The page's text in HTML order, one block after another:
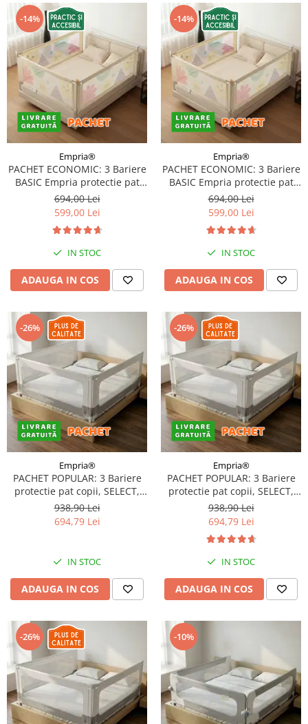
-14%
Empria®
PACHET ECONOMIC: 3 Bariere
BASIC Empria protectie pat
180X200 cm + bara
stabilizatoare
694,00 Lei
599,00 Lei
IN STOC
ADAUGA IN COS
-14%
Empria®
PACHET ECONOMIC: 3 Bariere
BASIC Empria protectie pat
200X200 cm + bara
stabilizatoare
694,00 Lei
599,00 Lei
IN STOC
ADAUGA IN COS
-26%
Empria®
PACHET POPULAR: 3 Bariere
protectie pat copii, SELECT,
140x200 cm
938,90 Lei
694,79 Lei
IN STOC
ADAUGA IN COS
-26%
Empria®
PACHET POPULAR: 3 Bariere
protectie pat copii, SELECT,
180x200 cm
938,90 Lei
694,79 Lei
IN STOC
ADAUGA IN COS
-26% -10%